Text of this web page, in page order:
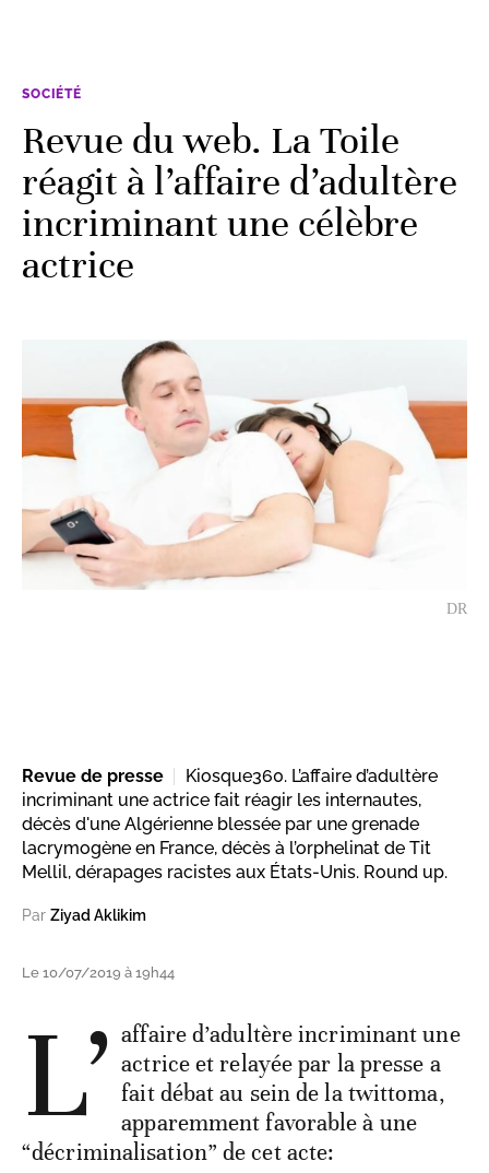
SOCIÉTÉ
Revue du web. La Toile
réagit à l’affaire d’adultère
incriminant une célèbre
actrice
DR
Revue de presse
Kiosque360. L’affaire d’adultère
incriminant une actrice fait réagir les internautes,
décès d'une Algérienne blessée par une grenade
lacrymogène en France, décès à l’orphelinat de Tit
Mellil, dérapages racistes aux États-Unis. Round up.
Par Ziyad Aklikim
Le 10/07/2019 à 19h44
L’ affaire d’adultère incriminant une
actrice et relayée par la presse a
fait débat au sein de la twittoma,
apparemment favorable à une
“décriminalisation” de cet acte: